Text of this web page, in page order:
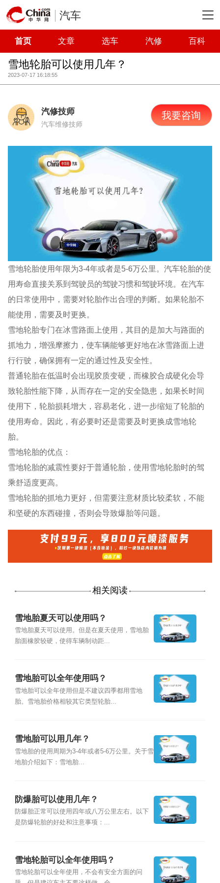
汽车
首页 文章 选车 汽修 百科
雪地轮胎可以使用几年？
2023-07-17 16:18:55
汽修技师
汽车维修技师
我要咨询
雪地轮胎使用年限为3-4年或者是5-6万公里。汽车轮胎的使
用寿命直接关系到驾驶员的驾驶习惯和驾驶环境。在汽车
的日常使用中，需要对轮胎作出合理的判断。如果轮胎不
能使用，需要及时更换。
雪地轮胎专门在冰雪路面上使用，其目的是加大与路面的
抓地力，增强摩擦力，使车辆能够更好地在冰雪路面上进
行行驶，确保拥有一定的通过性及安全性。
普通轮胎在低温时会出现胶质变硬，而橡胶合成硬化会导
致轮胎性能下降，从而存在一定的安全隐患，如果长时间
使用下，轮胎损耗增大，容易老化，进一步缩短了轮胎的
使用寿命。因此，有必要时还是需要及时更换成雪地轮
胎。
雪地轮胎的优点：
雪地轮胎的减震性要好于普通轮胎，使用雪地轮胎时的驾
乘舒适度更高。
雪地轮胎的抓地力更好，但需要注意材质比较柔软，不能
和坚硬的东西碰撞，否则会导致爆胎等问题。
相关阅读
雪地胎夏天可以使用吗？
雪地胎夏天可以使用。但是在夏天使用，雪地胎
胎面橡胶较硬，使得车辆制动距...
雪地胎可以全年使用吗？
雪地胎可以全年使用但是不建议四季都用雪地
胎。雪地胎价格相较其它类型轮胎...
雪地胎可以用几年？
雪地胎的使用周期为3-4年或者5-6万公里。关于雪
地胎介绍如下：雪地胎...
防爆胎可以使用几年？
防爆胎正常可以使用四年或八万公里左右。以下
是防爆轮胎的好处和注意事项：...
雪地轮胎可以全年使用吗？
雪地轮胎可以全年使用，不会有安全方面的问